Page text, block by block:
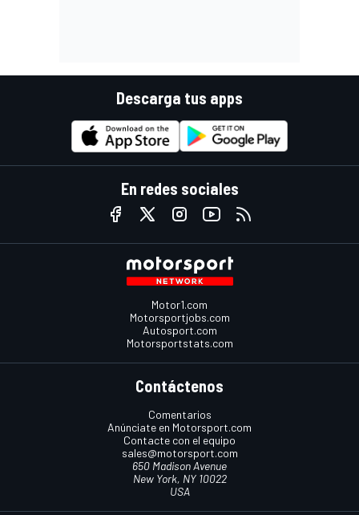
Descarga tus apps
En redes sociales
Motor1.com
Motorsportjobs.com
Autosport.com
Motorsportstats.com
Contáctenos
Comentarios
Anúnciate en Motorsport.com
Contacte con el equipo
sales@motorsport.com
650 Madison Avenue
New York, NY 10022
USA